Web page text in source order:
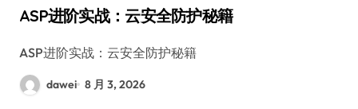
ASP进阶实战：云安全防护秘籍
ASP进阶实战：云安全防护秘籍
dawei 8 月 3, 2026